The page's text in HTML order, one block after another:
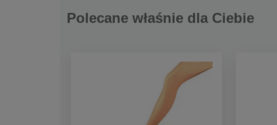
Polecane właśnie dla Ciebie